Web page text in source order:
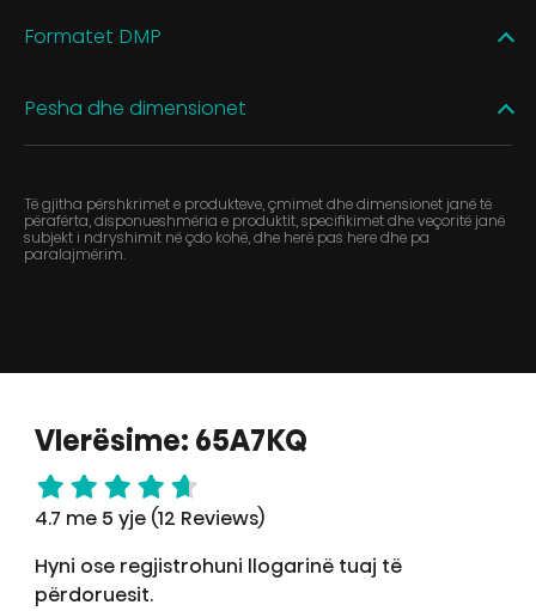
Formatet DMP
Pesha dhe dimensionet
Të gjitha përshkrimet e produkteve, çmimet dhe dimensionet janë të
përafërta, disponueshmëria e produktit, specifikimet dhe veçoritë janë
subjekt i ndryshimit në çdo kohë, dhe herë pas here dhe pa
paralajmërim.
Vlerësime: 65A7KQ
4.7 me 5 yje (12 Reviews)
Hyni ose regjistrohuni llogarinë tuaj të
përdoruesit.